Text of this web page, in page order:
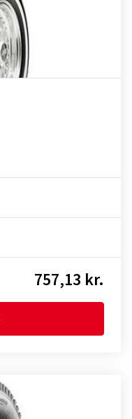
757,13 kr.